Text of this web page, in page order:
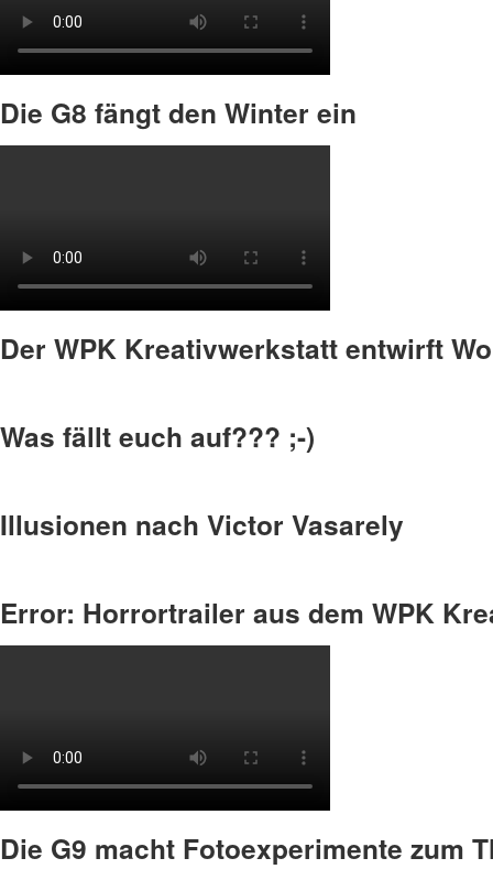
Die G8 fängt den Winter ein
Der WPK Kreativwerkstatt entwirft
Was fällt euch auf??? ;-)
Illusionen nach Victor Vasarely
Error: Horrortrailer aus dem WPK
Die G9 macht Fotoexperimente zum